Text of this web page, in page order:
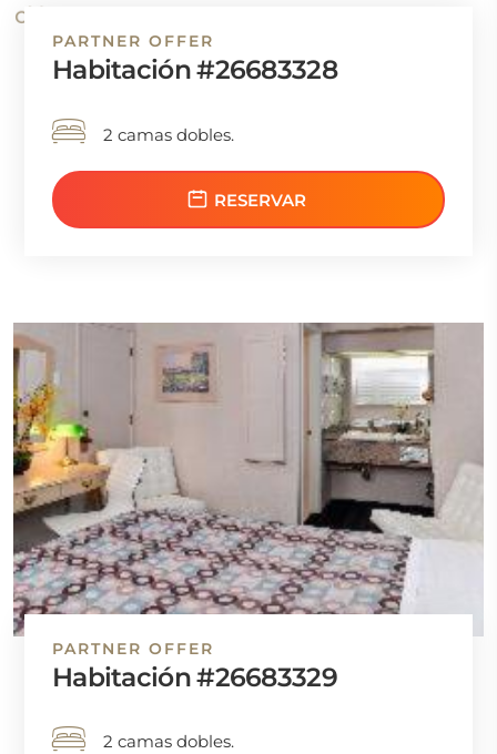
PARTNER OFFER
Habitación #26683328
2 camas dobles.
RESERVAR
PARTNER OFFER
Habitación #26683329
2 camas dobles.